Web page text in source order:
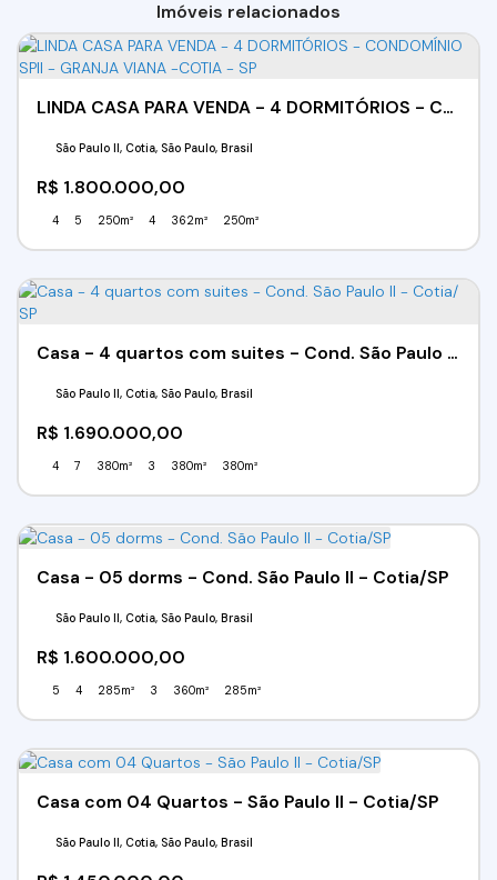
Imóveis relacionados
LINDA CASA PARA VENDA - 4 DORMITÓRIOS - CONDOMÍNIO SPII - GRANJA VIANA -COTIA - SP
R$ 1.800.000,00
São Paulo II, Cotia, São Paulo, Brasil
4 5 250m² 4 362m² 250m²
Casa - 4 quartos com suites - Cond. São Paulo II - Cotia/ SP
R$ 1.690.000,00
São Paulo II, Cotia, São Paulo, Brasil
4 7 380m² 3 380m² 380m²
Casa - 05 dorms - Cond. São Paulo II - Cotia/SP
R$ 1.600.000,00
São Paulo II, Cotia, São Paulo, Brasil
5 4 285m² 3 360m² 285m²
Casa com 04 Quartos - São Paulo II - Cotia/SP
São Paulo II, Cotia, São Paulo, Brasil